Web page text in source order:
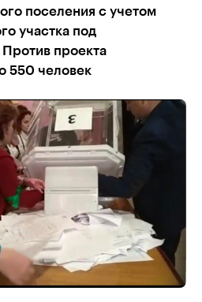
поселения с учетом
участка под
проекта
550 человек